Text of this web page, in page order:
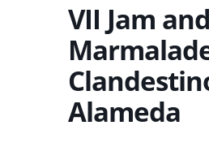
VII Jam and
Alameda